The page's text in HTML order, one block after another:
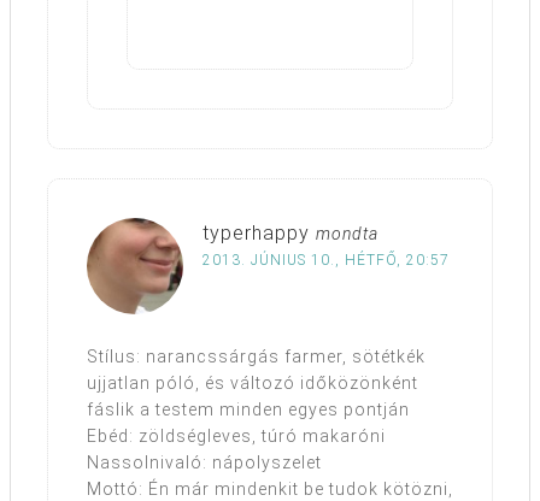
typerhappy mondta
2013. JÚNIUS 10., HÉTFŐ, 20:57
Stílus: narancssárgás farmer, sötétkék
ujjatlan póló, és változó időközönként
fáslik a testem minden egyes pontján
Ebéd: zöldségleves, túró makaróni
Nassolnivaló: nápolyszelet
Mottó: Én már mindenkit be tudok kötözni,